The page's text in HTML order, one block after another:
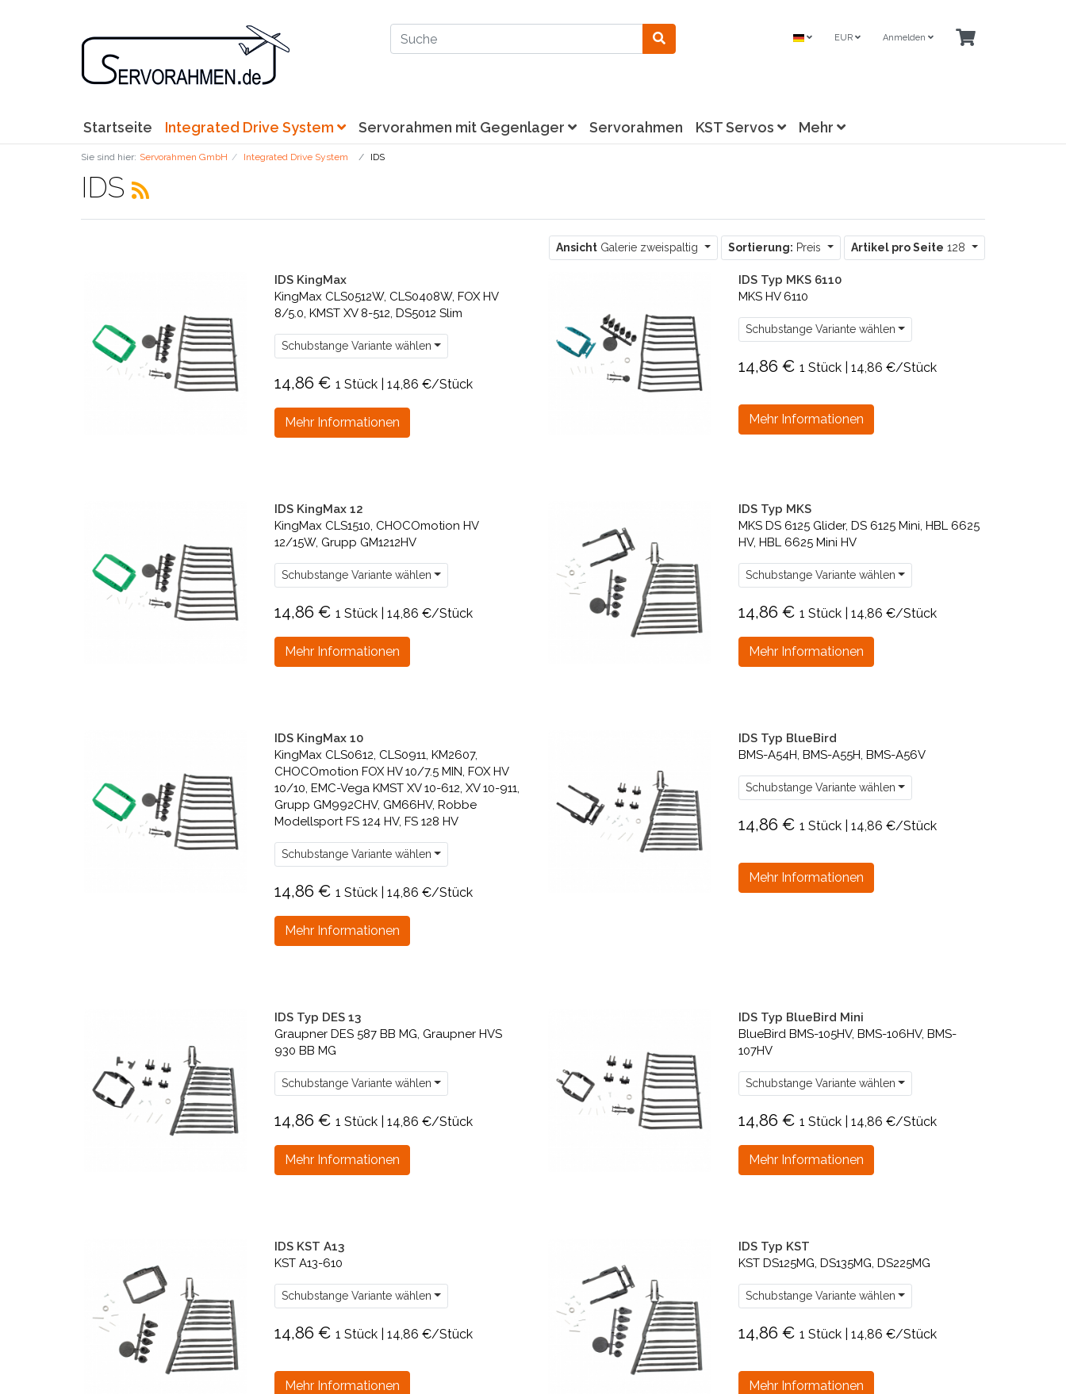
EUR Anmelden
Startseite Integrated Drive System Servorahmen mit Gegenlager Servorahmen KST Servos Mehr
Sie sind hier: Servorahmen GmbH Integrated Drive System IDS
IDS
Ansicht Galerie zweispaltig Sortierung: Preis Artikel pro Seite 128
IDS KingMax
KingMax CLS0512W, CLS0408W, FOX HV
8/5.0, KMST XV 8-512, DS5012 Slim
Schubstange Variante wählen
14,86 € 1 Stück | 14,86 €/Stück
Mehr Informationen
IDS Typ MKS 6110
MKS HV 6110
Schubstange Variante wählen
14,86 € 1 Stück | 14,86 €/Stück
Mehr Informationen
IDS KingMax 12
KingMax CLS1510, CHOCOmotion HV
12/15W, Grupp GM1212HV
Schubstange Variante wählen
14,86 € 1 Stück | 14,86 €/Stück
Mehr Informationen
IDS Typ MKS
MKS DS 6125 Glider, DS 6125 Mini, HBL 6625
HV, HBL 6625 Mini HV
Schubstange Variante wählen
14,86 € 1 Stück | 14,86 €/Stück
Mehr Informationen
IDS KingMax 10
KingMax CLS0612, CLS0911, KM2607,
CHOCOmotion FOX HV 10/7.5 MIN, FOX HV
10/10, EMC-Vega KMST XV 10-612, XV 10-911,
Grupp GM992CHV, GM66HV, Robbe
Modellsport FS 124 HV, FS 128 HV
Schubstange Variante wählen
14,86 € 1 Stück | 14,86 €/Stück
Mehr Informationen
IDS Typ BlueBird
BMS-A54H, BMS-A55H, BMS-A56V
Schubstange Variante wählen
14,86 € 1 Stück | 14,86 €/Stück
Mehr Informationen
IDS Typ DES 13
Graupner DES 587 BB MG, Graupner HVS
930 BB MG
Schubstange Variante wählen
14,86 € 1 Stück | 14,86 €/Stück
Mehr Informationen
IDS Typ BlueBird Mini
BlueBird BMS-105HV, BMS-106HV, BMS-
107HV
Schubstange Variante wählen
14,86 € 1 Stück | 14,86 €/Stück
Mehr Informationen
IDS KST A13
KST A13-610
Schubstange Variante wählen
14,86 € 1 Stück | 14,86 €/Stück
Mehr Informationen
IDS Typ KST
KST DS125MG, DS135MG, DS225MG
Schubstange Variante wählen
14,86 € 1 Stück | 14,86 €/Stück
Mehr Informationen